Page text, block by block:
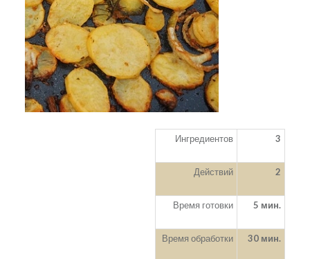
Ингредиентов 3
Действий 2
Время готовки 5 мин.
Время обработки 30 мин.